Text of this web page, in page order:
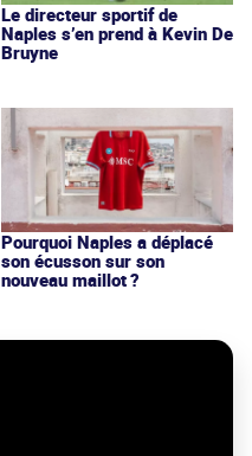
Le directeur sportif de
Naples s’en prend à Kevin De
Bruyne
Pourquoi Naples a déplacé
son écusson sur son
nouveau maillot ?